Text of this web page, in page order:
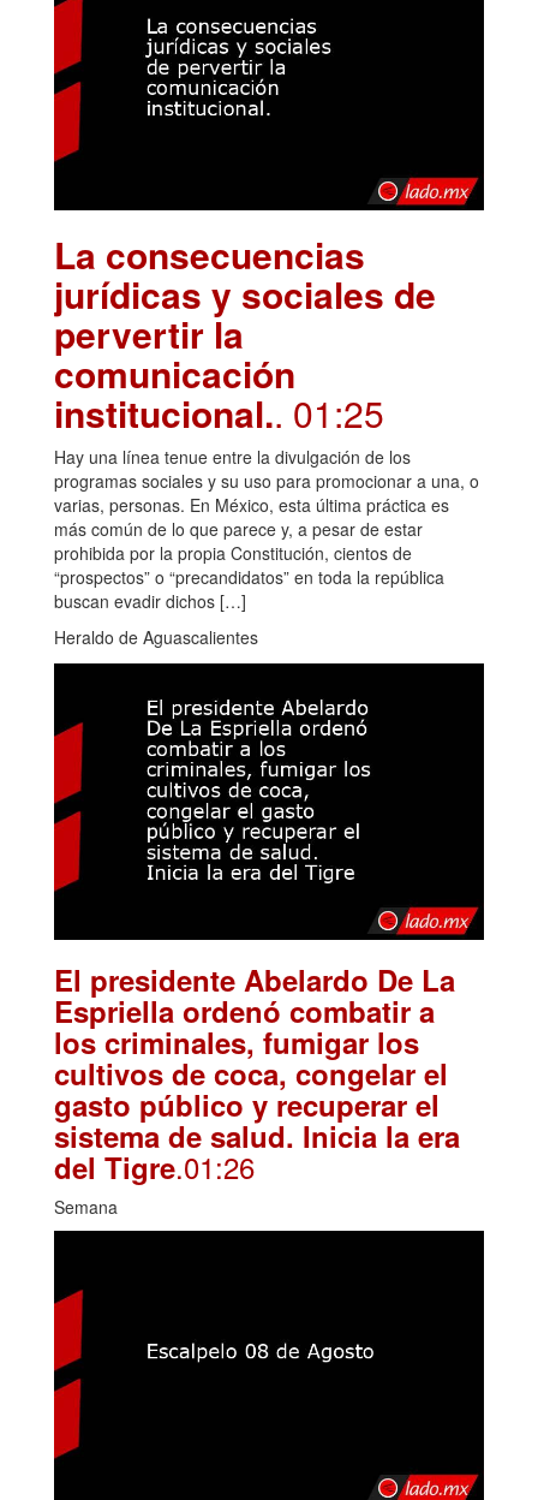
La consecuencias
jurídicas y sociales de
pervertir la
comunicación
institucional.. 01:25
Hay una línea tenue entre la divulgación de los
programas sociales y su uso para promocionar a una, o
varias, personas. En México, esta última práctica es
más común de lo que parece y, a pesar de estar
prohibida por la propia Constitución, cientos de
“prospectos” o “precandidatos” en toda la república
buscan evadir dichos […]
Heraldo de Aguascalientes
El presidente Abelardo De La
Espriella ordenó combatir a
los criminales, fumigar los
cultivos de coca, congelar el
gasto público y recuperar el
sistema de salud. Inicia la era
del Tigre.01:26
Semana